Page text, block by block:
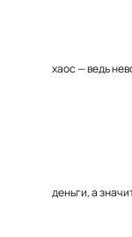
хаос — ведь
деньги, а